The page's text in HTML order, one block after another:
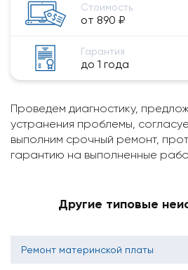
Стоимость
от 890 ₽
Гарантия
до 1 года
Проведем диагностику,
устранения проблемы,
выполним срочный ремонт,
гарантию на выполненные
Другие типовые
Ремонт материнской платы